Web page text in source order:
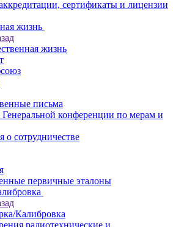
сертификаты и лицензии
жизнь
жизнь
письма
конференции по мерам и
о сотрудничестве
первичные эталоны
Калибровка
радиотехнические и